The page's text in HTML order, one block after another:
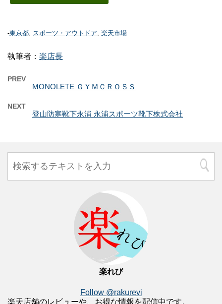
-東京都, スポーツ・アウトドア, 楽天市場
執筆者： 楽店長
PREV
MONOLETE ＧＹＭＣＲＯＳＳ
NEXT
登山防寒靴下永浦 永浦スポーツ靴下株式会社
楽れび
Follow @rakurevi
楽天店舗のレビューや、お得な情報を配信中です。